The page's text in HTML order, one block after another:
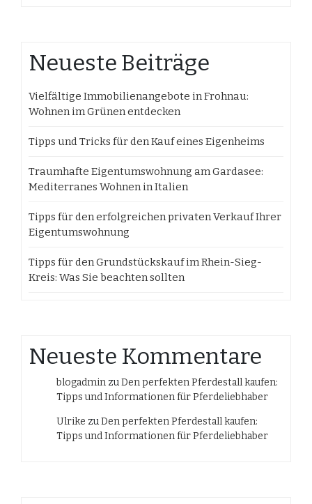
Neueste Beiträge
Vielfältige Immobilienangebote in Frohnau:
Wohnen im Grünen entdecken
Tipps und Tricks für den Kauf eines Eigenheims
Traumhafte Eigentumswohnung am Gardasee:
Mediterranes Wohnen in Italien
Tipps für den erfolgreichen privaten Verkauf Ihrer
Eigentumswohnung
Tipps für den Grundstückskauf im Rhein-Sieg-
Kreis: Was Sie beachten sollten
Neueste Kommentare
blogadmin zuDen perfekten Pferdestall kaufen:
Tipps und Informationen für Pferdeliebhaber
Ulrike zuDen perfekten Pferdestall kaufen:
Tipps und Informationen für Pferdeliebhaber